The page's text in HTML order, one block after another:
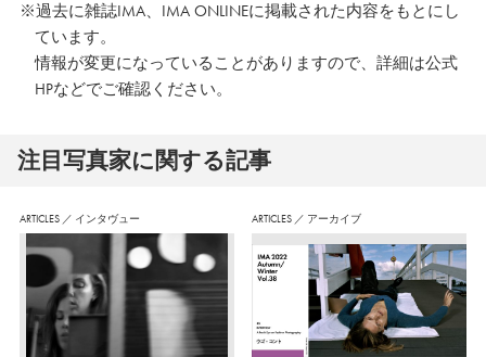
※過去に雑誌IMA、IMA ONLINEに掲載された内容をもとにし
ています。
情報が変更になっていることがありますので、詳細は公式
HPなどでご確認ください。
注⽬写真家に関する記事
ARTICLES ／ インタヴュー ARTICLES ／ アーカイブ